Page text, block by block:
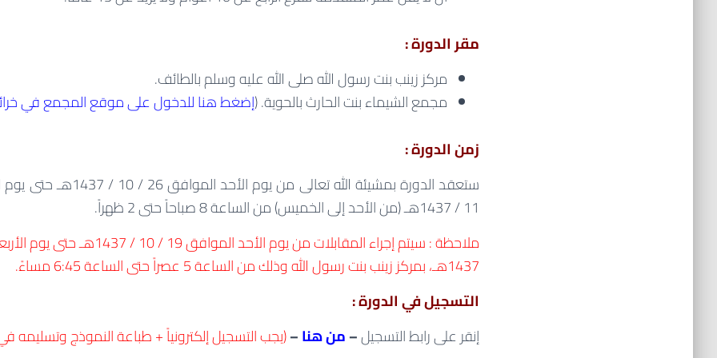
مقر الدورة :
مركز زينب بنت رسول الله صلى الله عليه وسلم بالطائف.
مجمع الشيماء بنت الحارث بالحوية. (إضغط هنا للدخول على موقع المجمع في
زمن الدورة :
11 / 1437هـ (من الأحد إلى الخميس) من الساعة 8 صباحاً حتى 2 ظهراً.
1437هـ، بمركز زينب بنت رسول الله وذلك من الساعة 5 عصراً حتى الساعة 6:45 مساءً.
التسجيل في الدورة :
إنقر على رابط التسجيل–من هنا–(يجب التسجيل إلكترونياً + طباعة النموذج وتسليمه